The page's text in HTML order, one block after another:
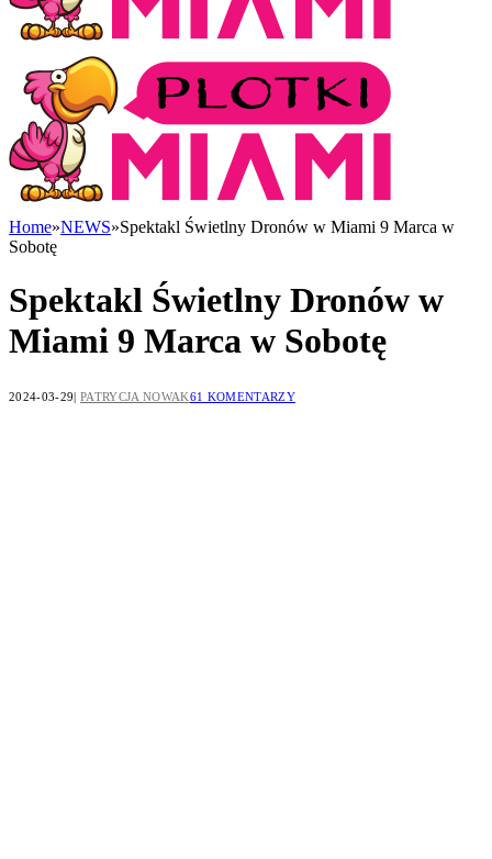
Home»NEWS»Spektakl Świetlny Dronów w Miami 9 Marca w
Sobotę
Spektakl Świetlny Dronów w
Miami 9 Marca w Sobotę
2024-03-29 PATRYCJA NOWAK61 KOMENTARZY